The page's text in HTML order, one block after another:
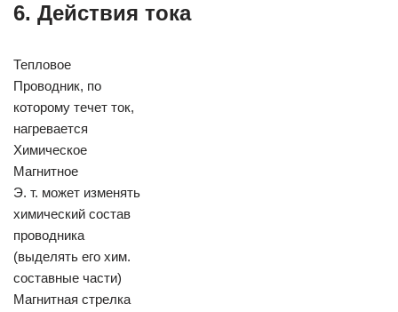
6. Действия тока
Тепловое
Проводник, по
которому течет ток,
нагревается
Химическое
Магнитное
Э. т. может изменять
химический состав
проводника
(выделять его хим.
составные части)
Магнитная стрелка